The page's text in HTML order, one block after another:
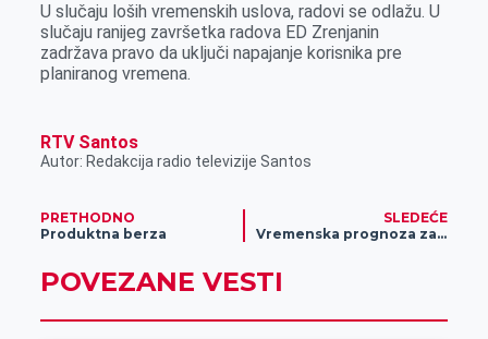
k
e
r
n
p
U slučaju loših vremenskih uslova, radovi se odlažu. U
slučaju ranijeg završetka radova ED Zrenjanin
zadržava pravo da uključi napajanje korisnika pre
planiranog vremena.
RTV Santos
Autor: Redakcija radio televizije Santos
PRETHODNO
Produktna berza
SLEDEĆE
Vremenska prognoza za 11. oktobar
POVEZANE VESTI